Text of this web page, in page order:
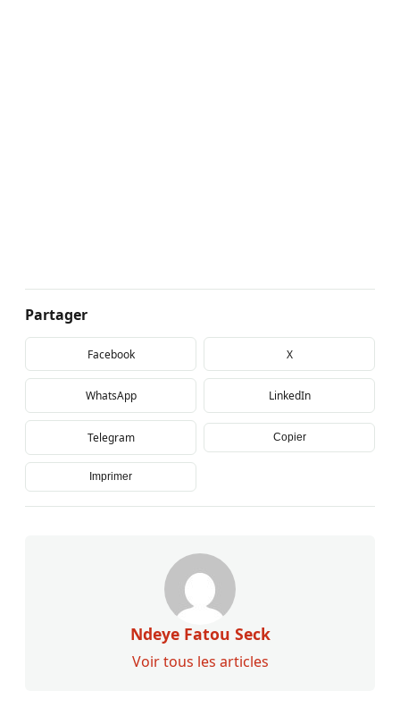
Partager
Facebook X
WhatsApp LinkedIn
Telegram Copier
Imprimer
Ndeye Fatou Seck
Voir tous les articles